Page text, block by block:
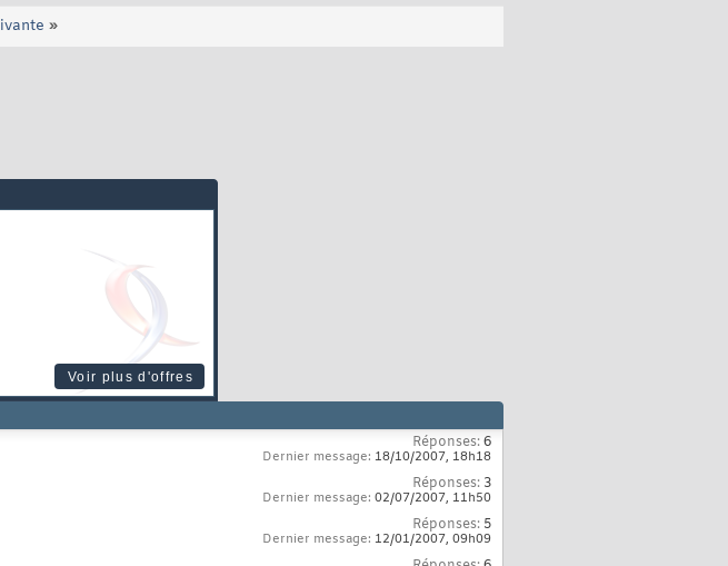
»
Voir plus d'offres
Réponses:6
Dernier message: 18/10/2007, 18h18
Réponses: 3
Dernier message: 02/07/2007, 11h50
Réponses: 5
Dernier message: 12/01/2007, 09h09